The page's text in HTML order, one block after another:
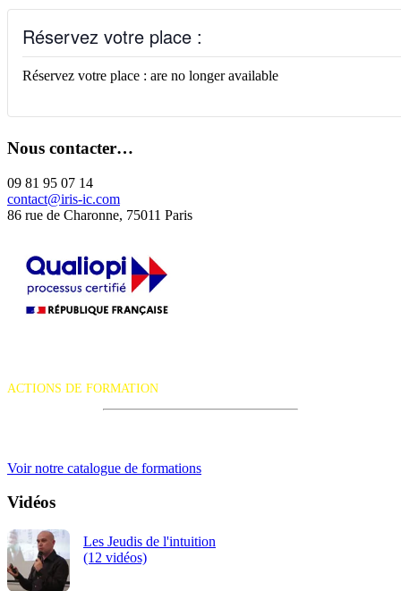
Réservez votre place :
Réservez votre place : are no longer available
Nous contacter…
09 81 95 07 14
contact@iris-ic.com
86 rue de Charonne, 75011 Paris
ACTIONS DE FORMATION
Voir notre catalogue de formations
Vidéos
Les Jeudis de l'intuition
(12 vidéos)